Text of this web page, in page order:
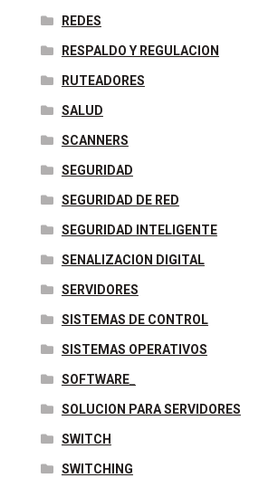
REDES
RESPALDO Y REGULACION
RUTEADORES
SALUD
SCANNERS
SEGURIDAD
SEGURIDAD DE RED
SEGURIDAD INTELIGENTE
SENALIZACION DIGITAL
SERVIDORES
SISTEMAS DE CONTROL
SISTEMAS OPERATIVOS
SOFTWARE_
SOLUCION PARA SERVIDORES
SWITCH
SWITCHING